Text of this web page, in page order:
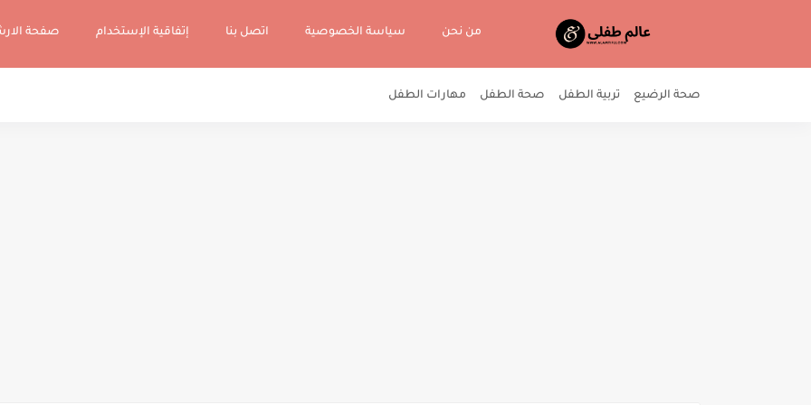
من نحن سياسة الخصوصية اتصل بنا إتفاقية الإستخدام صفحة
صحة الرضيع تربية الطفل صحة الطفل مهارات الطفل